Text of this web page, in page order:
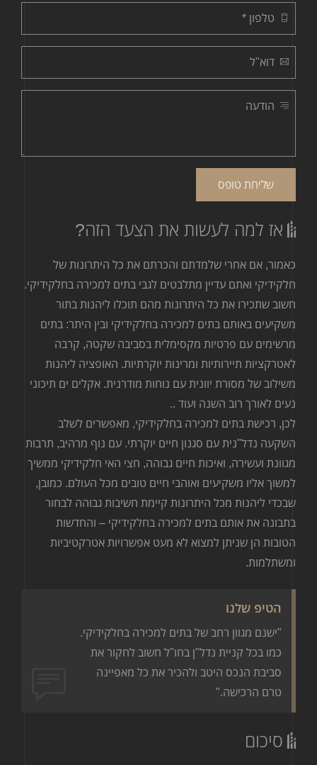
טלפון *
דוא"ל
הודעה
שליחת טופס
אז למה לעשות את הצעד הזה?
כאמור, אם אחרי שלמדתם והכרתם את כל היתרונות של
חלקידיקי ואתם עדיין מתלבטים לגבי בתים למכירה בחלקידיקי.
חשוב שתכירו את כל היתרונות מהם תוכלו ליהנות בתור
משקיעים באותם בתים למכירה בחלקידיקי ובין היתר: בתים
מרשימים עם פרטיות מקסימלית בסביבה שקטה, קרבה
לאטרקציות תיירותיות ומרינות יוקרתיות. האופציה ליהנות
משילוב של מסורת יוונית עם נוחות מודרנית. אקלים ים תיכוני
נעים לאורך רוב השנה ועוד ..
לכן, רכישת בתים למכירה בחלקידיקי, מאפשרים לשלב
השקעה נדל"נית עם סגנון חיים יוקרתי. עם נוף מרהיב, תרבות
מגוונת ועשירה, ואיכות חיים גבוהה, חצי האי חלקידיקי ממשיך
למשוך אליו משקיעים ואוהבי חיים טובים מכל העולם. כמובן,
שבכדי ליהנות מכל היתרונות קיימת חשיבות גבוהה לבחור
בתבונה את אותם בתים למכירה בחלקידיקי – והחדשות
הטובות הן שניתן למצוא לא מעט אפשרויות אטרקטיביות
ומשתלמות.
הטיפ שלנו
"ישנם מגוון רחב של בתים למכירה בחלקידיקי.
כמו בכל קניית נדל"ן בחו"ל חשוב לחקור את
סביבת הנכס היטב ולהכיר את כל מאפיינה
טרם הרכישה."
סיכום